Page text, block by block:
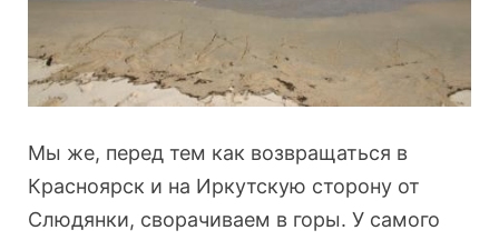
Мы же, перед тем как возвращаться в
Красноярск и на Иркутскую сторону от
Слюдянки, сворачиваем в горы. У самого